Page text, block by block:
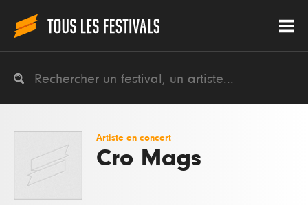
Artiste en concert
Cro Mags